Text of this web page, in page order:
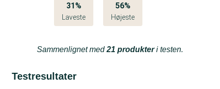
31%
Laveste
56%
Højeste
Sammenlignet med21 produkteri testen.
Testresultater